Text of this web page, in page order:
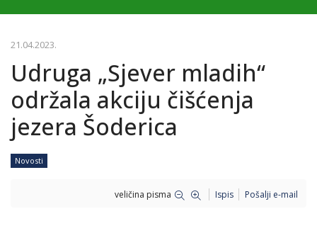
21.04.2023.
Udruga „Sjever mladih“
održala akciju čišćenja
jezera Šoderica
Novosti
veličina pisma Ispis Pošalji e-mail